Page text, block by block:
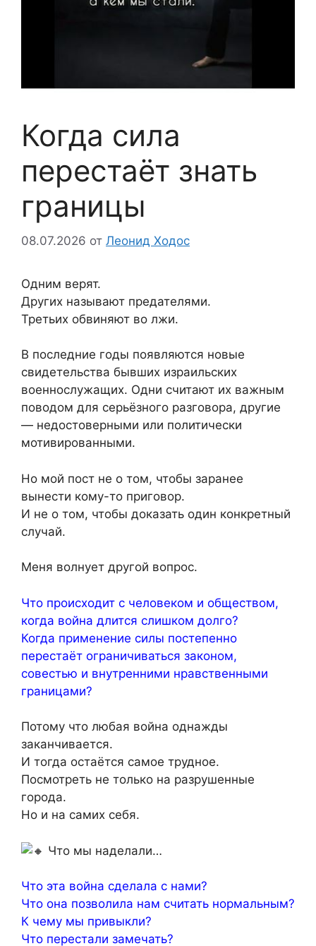
Когда сила
перестаёт знать
границы
08.07.2026 от Леонид Ходос
Одним верят.
Других называют предателями.
Третьих обвиняют во лжи.
В последние годы появляются новые
свидетельства бывших израильских
военнослужащих. Одни считают их важным
поводом для серьёзного разговора, другие
— недостоверными или политически
мотивированными.
Но мой пост не о том, чтобы заранее
вынести кому-то приговор.
И не о том, чтобы доказать один конкретный
случай.
Меня волнует другой вопрос.
Что происходит с человеком и обществом,
когда война длится слишком долго?
Когда применение силы постепенно
перестаёт ограничиваться законом,
совестью и внутренними нравственными
границами?
Потому что любая война однажды
заканчивается.
И тогда остаётся самое трудное.
Посмотреть не только на разрушенные
города.
Но и на самих себя.
Что мы наделали…
Что эта война сделала с нами?
Что она позволила нам считать нормальным?
К чему мы привыкли?
Что перестали замечать?